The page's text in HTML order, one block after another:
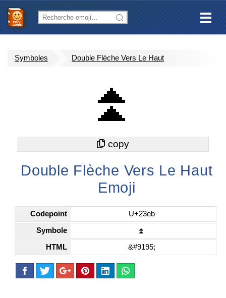
Symboles Double Flèche Vers Le Haut
⏫
Double Flèche Vers Le Haut
Emoji
Codepoint U+23eb
Symbole ⏫
HTML &#9195;